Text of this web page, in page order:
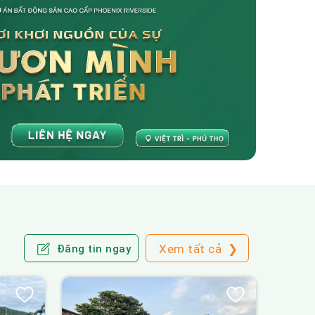
Đăng tin ngay Xem tất cả ❯